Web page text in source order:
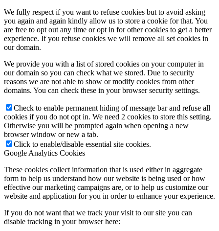
We fully respect if you want to refuse cookies but to avoid asking
you again and again kindly allow us to store a cookie for that. You
are free to opt out any time or opt in for other cookies to get a better
experience. If you refuse cookies we will remove all set cookies in
our domain.
We provide you with a list of stored cookies on your computer in
our domain so you can check what we stored. Due to security
reasons we are not able to show or modify cookies from other
domains. You can check these in your browser security settings.
Check to enable permanent hiding of message bar and refuse all
cookies if you do not opt in. We need 2 cookies to store this setting.
Otherwise you will be prompted again when opening a new
browser window or new a tab.
Click to enable/disable essential site cookies.
Google Analytics Cookies
These cookies collect information that is used either in aggregate
form to help us understand how our website is being used or how
effective our marketing campaigns are, or to help us customize our
website and application for you in order to enhance your experience.
If you do not want that we track your visit to our site you can
disable tracking in your browser here: